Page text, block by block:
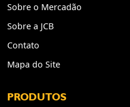
Sobre o Mercadão
Sobre a JCB
Contato
Mapa do Site
PRODUTOS